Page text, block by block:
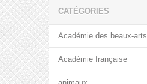
CATÉGORIES
Académie des beaux-arts
Académie française